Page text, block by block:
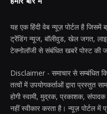
यह एक हिंदी वेब न्यूज़ पोर्टल है जिसमें
ट्रेंडिंग न्यूज, बॉलीवुड, खेल जगत,
टेक्नोलॉजी से संबंधित खबरें पोस्ट की
Disclaimer - समाचार से सम्बंधित
तत्वों में उपयोगकर्ताओं द्वारा प्रस्तुत
होगी स्वामी, मुद्रक, प्रकाशक,
नहीं स्वीकार करता है। न्यूज़ पोर्टल में